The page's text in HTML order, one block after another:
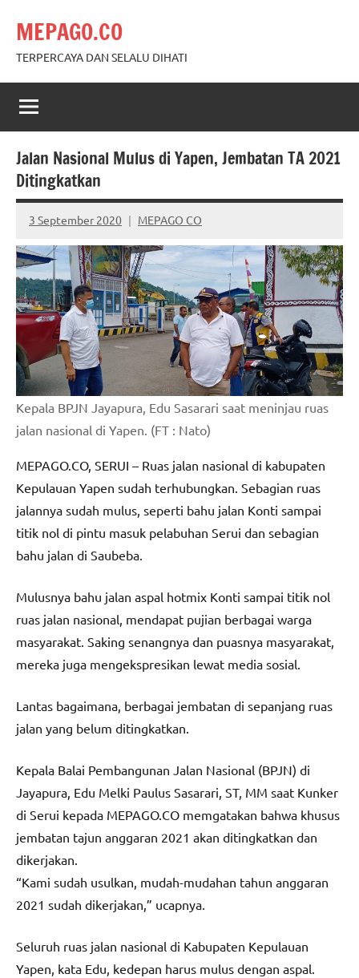
content
MEPAGO.CO
TERPERCAYA DAN SELALU DIHATI
Jalan Nasional Mulus di Yapen, Jembatan TA 2021
Ditingkatkan
3 September 2020 MEPAGO CO
No
comments
Kepala BPJN Jayapura, Edu Sasarari saat meninjau ruas
jalan nasional di Yapen. (FT : Nato)
MEPAGO.CO, SERUI – Ruas jalan nasional di kabupaten
Kepulauan Yapen sudah terhubungkan. Sebagian ruas
jalannya sudah mulus, seperti bahu jalan Konti sampai
titik nol di pintu masuk pelabuhan Serui dan sebagian
bahu jalan di Saubeba.
Mulusnya bahu jalan aspal hotmix Konti sampai titik nol
ruas jalan nasional, mendapat pujian berbagai warga
masyarakat. Saking senangnya dan puasnya masyarakat,
mereka juga mengekspresikan lewat media sosial.
Lantas bagaimana, berbagai jembatan di sepanjang ruas
jalan yang belum ditingkatkan.
Kepala Balai Pembangunan Jalan Nasional (BPJN) di
Jayapura, Edu Melki Paulus Sasarari, ST, MM saat Kunker
di Serui kepada MEPAGO.CO memgatakan bahwa khusus
jembatan tajun anggaran 2021 akan ditingkatkan dan
dikerjakan.
“Kami sudah usulkan, mudah-mudahan tahun anggaran
2021 sudah dikerjakan,” ucapnya.
Seluruh ruas jalan nasional di Kabupaten Kepulauan
Yapen, kata Edu, kedepan harus mulus dengan aspal.